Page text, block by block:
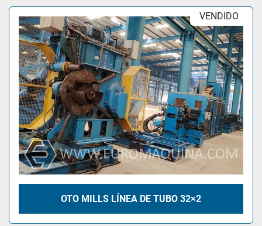
VENDIDO
OTO MILLS LÍNEA DE TUBO 32×2